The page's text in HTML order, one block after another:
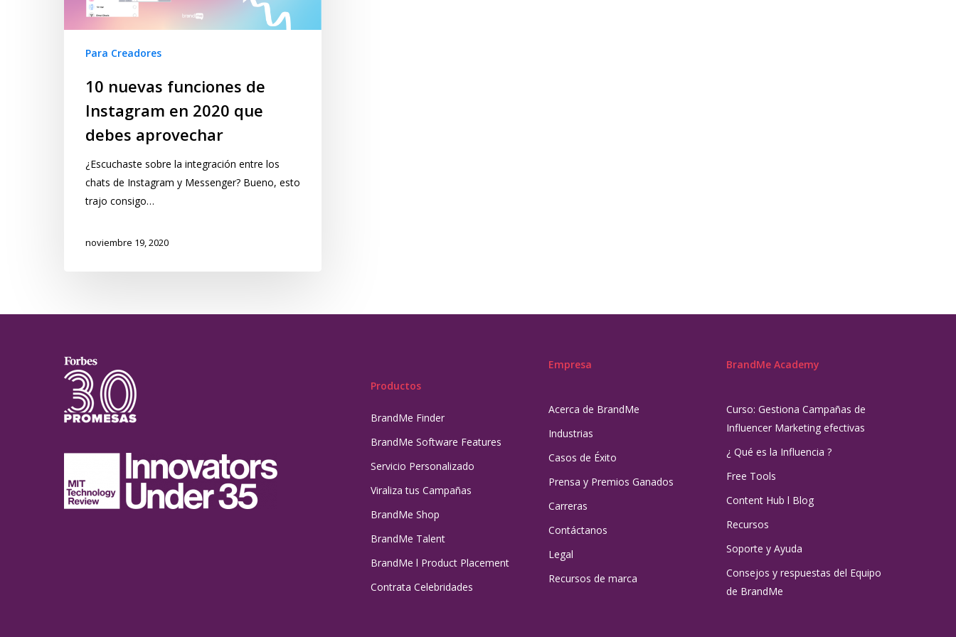
Para Creadores
10 nuevas funciones de
Instagram en 2020 que
debes aprovechar
¿Escuchaste sobre la integración entre los
chats de Instagram y Messenger? Bueno, esto
trajo consigo…
noviembre 19, 2020
Productos
BrandMe Finder
BrandMe Software Features
Servicio Personalizado
Viraliza tus Campañas
BrandMe Shop
BrandMe Talent
BrandMe l Product Placement
Contrata Celebridades
Empresa
Acerca de BrandMe
Industrias
Casos de Éxito
Prensa y Premios Ganados
Carreras
Contáctanos
Legal
Recursos de marca
BrandMe Academy
Curso: Gestiona Campañas de
Influencer Marketing efectivas
¿ Qué es la Influencia ?
Free Tools
Content Hub l Blog
Recursos
Soporte y Ayuda
Consejos y respuestas del Equipo
de BrandMe